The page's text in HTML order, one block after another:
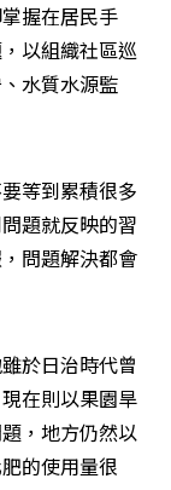
握在居民手
以組織社區巡
水質水源監
等到累積很多
題就反映的習
問題解決都會
於日治時代曾
在則以果園旱
，地方仍然以
的使用量很